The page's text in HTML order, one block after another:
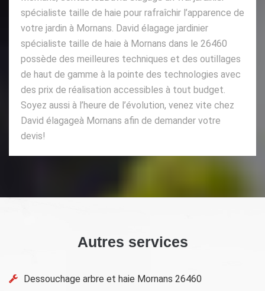
spécialiste taille de haie pour rafraîchir l’apparence de
votre jardin à Mornans. David élagage jardinier
spécialiste taille de haie à Mornans dans le 26460
possède des meilleures techniques et des outillages
de haut de gamme à la pointe des technologies avec
des prix de réalisation accessibles à tout budget.
Soyez aussi à l’heure de l’évolution, venez vite chez
David élagageà Mornans afin de demander votre
devis!
Autres services
Dessouchage arbre et haie Mornans 26460